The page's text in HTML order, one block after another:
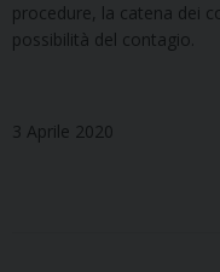
procedure, la catena dei
possibilità del contagio.
3 Aprile 2020